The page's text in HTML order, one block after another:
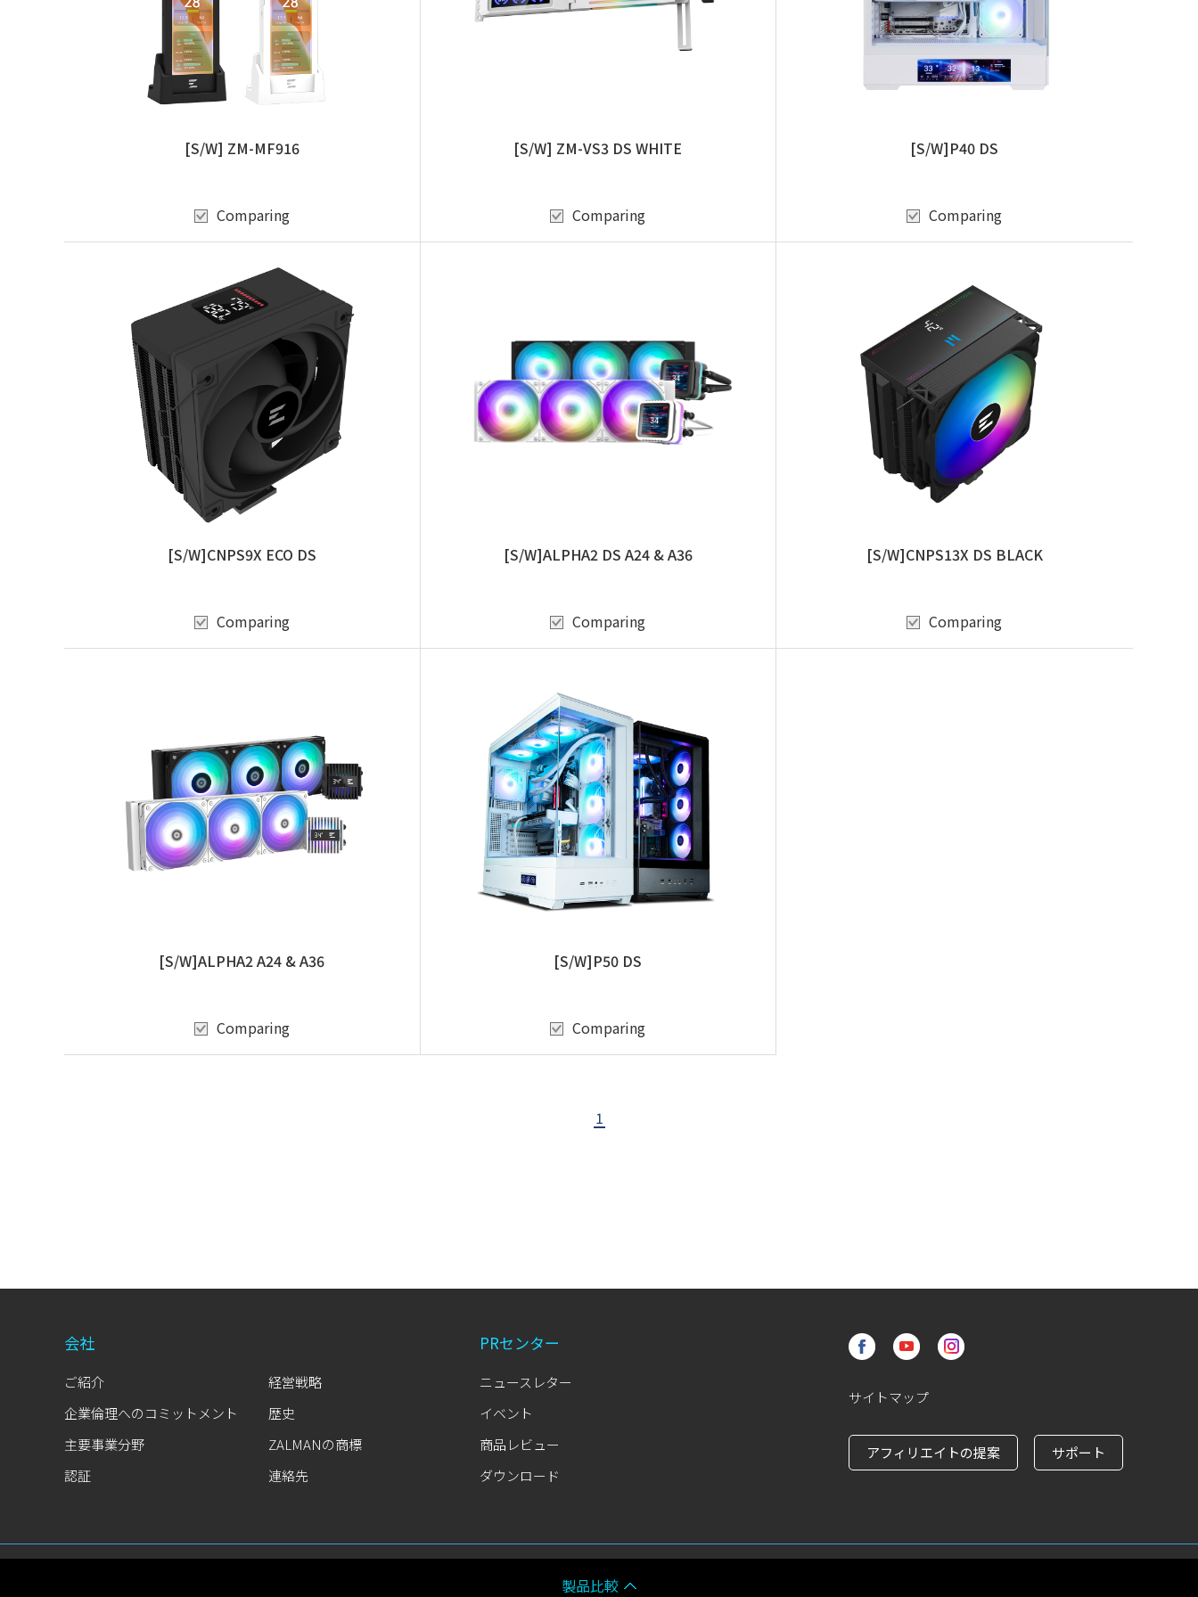
[S/W] ZM-MF916
Comparing
[S/W] ZM-VS3 DS WHITE
Comparing
[S/W]P40 DS
Comparing
[S/W]CNPS9X ECO DS
Comparing
[S/W]ALPHA2 DS A24 & A36
Comparing
[S/W]CNPS13X DS BLACK
Comparing
[S/W]ALPHA2 A24 & A36
Comparing
[S/W]P50 DS
Comparing
1
製品比較
会社
ご紹介
経営戦略
企業倫理へのコミットメント
歴史
主要事業分野
ZALMANの商標
認証
連絡先
PRセンター
ニュースレター
イベント
商品レビュー
ダウンロード
サイトマップ
アフィリエイトの提案 サポート
COPYRIGHTⒸ ZALMAN ALL RIGHTS RESERVED.